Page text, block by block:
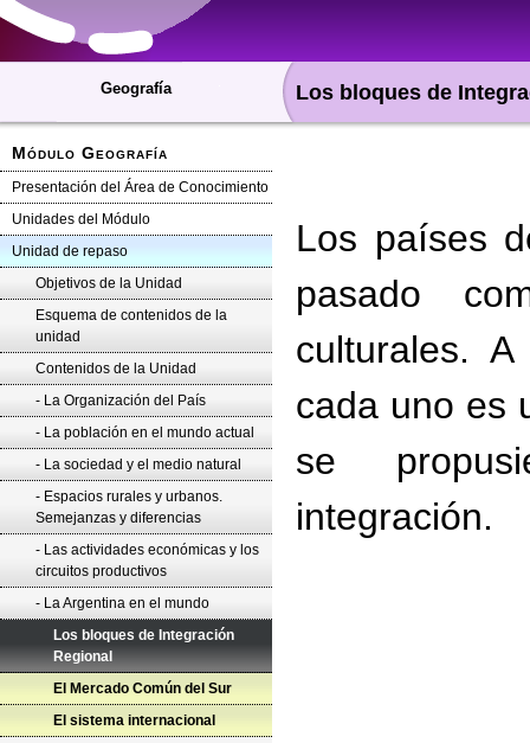
Geografía
Módulo Geografía
Presentación del Área de Conocimiento
Unidades del Módulo
Unidad de repaso
Objetivos de la Unidad
Esquema de contenidos de la
unidad
Contenidos de la Unidad
- La Organización del País
- La población en el mundo actual
- La sociedad y el medio natural
- Espacios rurales y urbanos.
Semejanzas y diferencias
- Las actividades económicas y los
circuitos productivos
- La Argentina en el mundo
Los bloques de Integración
Regional
El Mercado Común del Sur
El sistema internacional
Los bloques de
Los países
pasado
culturales. A
cada uno es
se
integración.